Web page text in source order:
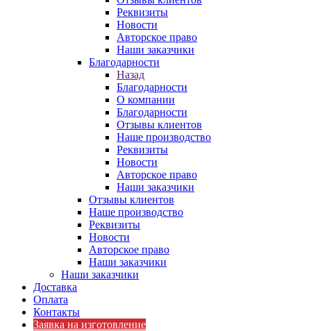
Реквизиты
Новости
Авторское право
Наши заказчики
Благодарности
Назад
Благодарности
О компании
Благодарности
Отзывы клиентов
Наше производство
Реквизиты
Новости
Авторское право
Наши заказчики
Отзывы клиентов
Наше производство
Реквизиты
Новости
Авторское право
Наши заказчики
Наши заказчики
Доставка
Оплата
Контакты
Заявка на изготовление